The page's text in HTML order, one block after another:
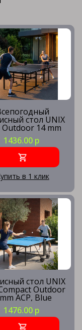
стол UNIX
Outdoor 14 mm
SMC, Grey
1436.00 р
в 1 клик
стол UNIX
Outdoor
ACP, Blue
1476.00 р